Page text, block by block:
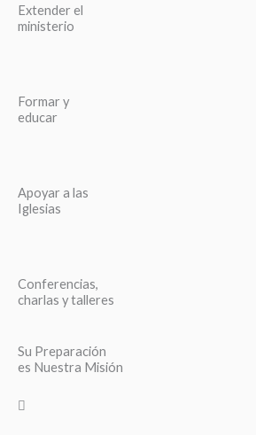
Extender el
ministerio
Formar y
educar
Apoyar a las
Iglesias
Conferencias,
charlas y talleres
Su Preparación
es Nuestra Misión